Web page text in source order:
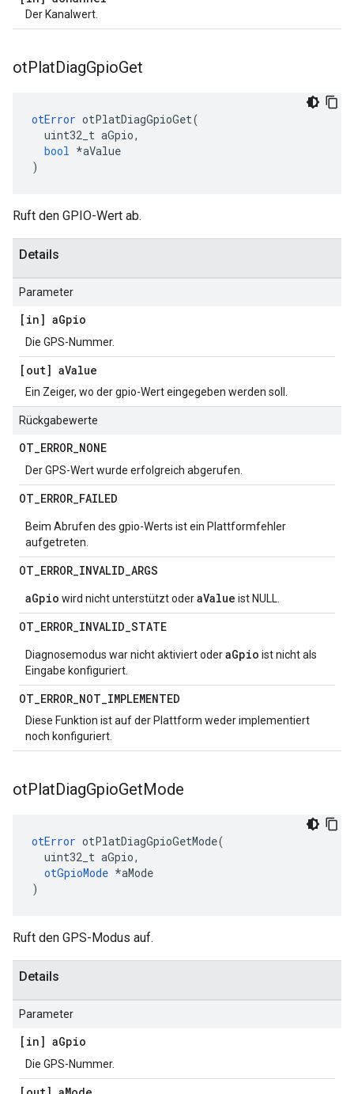
Der Kanalwert.
otPlatDiagGpioGet
otError otPlatDiagGpioGet(
uint32_t aGpio,
bool *aValue
)
Ruft den GPIO-Wert ab.
Details
Parameter
[in] aGpio
Die GPS-Nummer.
[out] aValue
Ein Zeiger, wo der gpio-Wert eingegeben werden soll.
Rückgabewerte
OT_ERROR_NONE
Der GPS-Wert wurde erfolgreich abgerufen.
OT_ERROR_FAILED
Beim Abrufen des gpio-Werts ist ein Plattformfehler
aufgetreten.
OT_ERROR_INVALID_ARGS
aGpio wird nicht unterstützt oderaValue ist NULL.
OT_ERROR_INVALID_STATE
Diagnosemodus war nicht aktiviert oderaGpio ist nicht als
Eingabe konfiguriert.
OT_ERROR_NOT_IMPLEMENTED
Diese Funktion ist auf der Plattform weder implementiert
noch konfiguriert.
otPlatDiagGpioGetMode
otError otPlatDiagGpioGetMode(
uint32_t aGpio,
otGpioMode *aMode
)
Ruft den GPS-Modus auf.
Details
Parameter
[in] aGpio
Die GPS-Nummer.